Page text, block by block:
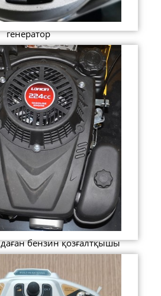
генератор
бензин қозғалтқышы